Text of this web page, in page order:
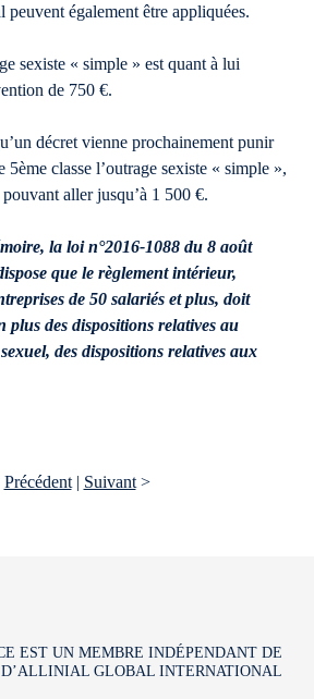
peuvent également être appliquées.
sexiste « simple » est quant à lui
de 750 €.
décret vienne prochainement punir
5ème classe l’outrage sexiste « simple »,
aller jusqu’à 1 500 €.
la loi n°2016-1088 du 8 août
que le règlement intérieur,
de 50 salariés et plus, doit
plus des dispositions relatives au
des dispositions relatives aux
Précédent| Suivant>
EST UN MEMBRE INDÉPENDANT DE
GLOBAL INTERNATIONAL